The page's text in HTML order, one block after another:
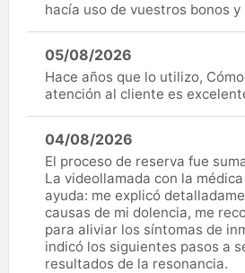
hacía uso de vuestros bonos y
05/08/2026
Hace años que lo utilizo,
atención al cliente es
04/08/2026
El proceso de reserva fue
La videollamada con la
ayuda: me explicó
causas de mi dolencia, me
para aliviar los síntomas de
indicó los siguientes pasos a
resultados de la resonancia.